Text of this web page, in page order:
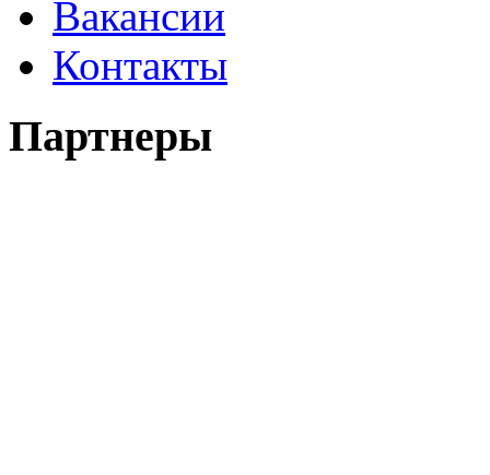
Вакансии
Контакты
Партнеры